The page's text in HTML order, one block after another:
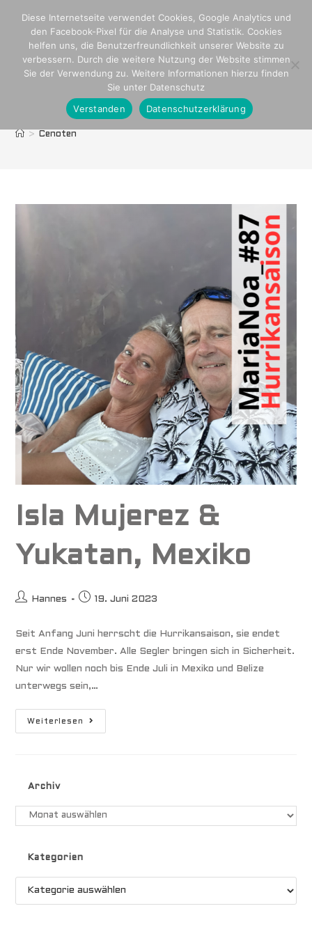
springen
Cenoten
> Cenoten
Isla Mujerez &
Yukatan, Mexiko
Beitrags-
Hannes
Beitrag
19. Juni 2023
Seit Anfang Juni herrscht die Hurrikansaison, sie endet
erst Ende November. Alle Segler bringen sich in Sicherheit.
Nur wir wollen noch bis Ende Juli in Mexiko und Belize
unterwegs sein,…
Weiterlesen
Isla
Archiv
Archiv
Kategorien
Kategorien
Diese Internetseite verwendet Cookies, Google Analytics und
den Facebook-Pixel für die Analyse und Statistik. Cookies
helfen uns, die Benutzerfreundlichkeit unserer Website zu
verbessern. Durch die weitere Nutzung der Website stimmen
Sie der Verwendung zu. Weitere Informationen hierzu finden
Sie unter Datenschutz
Verstanden
Datenschutzerklärung